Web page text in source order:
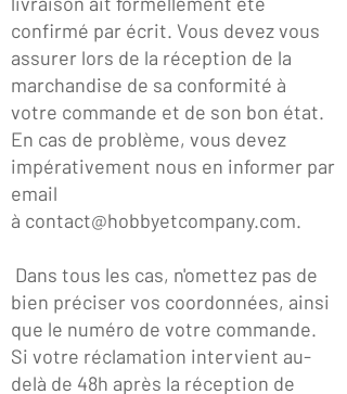
confirmé par écrit. Vous devez vous
assurer lors de la réception de la
marchandise de sa conformité à
votre commande et de son bon état.
En cas de problème, vous devez
impérativement nous en informer par
email
à contact@hobbyetcompany.com.
Dans tous les cas, n'omettez pas de
bien préciser vos coordonnées, ainsi
que le numéro de votre commande.
Si votre réclamation intervient au-
delà de 48h après la réception de